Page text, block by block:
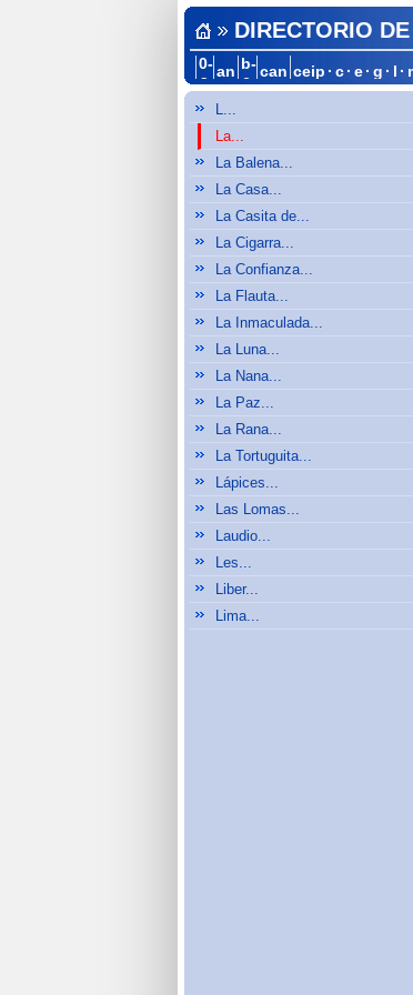
DIRECTORIO
0-
a
an b-
c
can ceip · c · e · g · ·
L...
La...
La Balena...
La Casa...
La Casita de...
La Cigarra...
La Confianza...
La Flauta...
La Inmaculada...
La Luna...
La Nana...
La Paz...
La Rana...
La Tortuguita...
Lápices...
Las Lomas...
Laudio...
Les...
Liber...
Lima...